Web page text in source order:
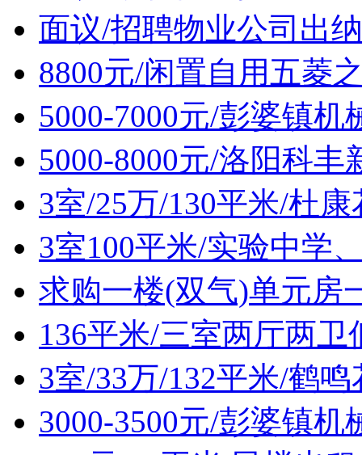
面议/招聘物业公司出纳
8800元/闲置自用五菱
5000-7000元/彭婆镇
5000-8000元/洛阳科
3室/25万/130平米/杜
3室100平米/实验中学
求购一楼(双气)单元房
136平米/三室两厅两卫
3室/33万/132平米/鹤
3000-3500元/彭婆镇